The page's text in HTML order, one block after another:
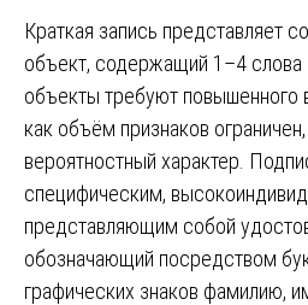
Краткая запись представляет
объект, содержащий 1–4 слова
объекты требуют повышенного
как объём признаков
вероятностный характер.
специфическим,
представляющим собой
обозначающий посредством
графических знаков фамилию,